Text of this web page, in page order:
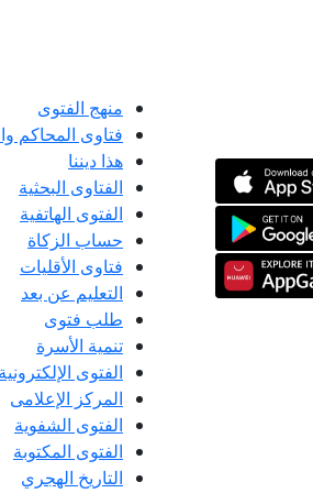
منهج الفتوى
فتاوى المحاكم
هذا ديننا
الفتاوى البحثية
الفتوى الهاتفية
حساب الزكاة
فتاوى الأقليات
التعليم عن بعد
طلب فتوى
تنمية الأسرة
الفتوى الإلكترونية
المركز الإعلامى
الفتوى الشفوية
الفتوى المكتوبة
التاريخ الهجري